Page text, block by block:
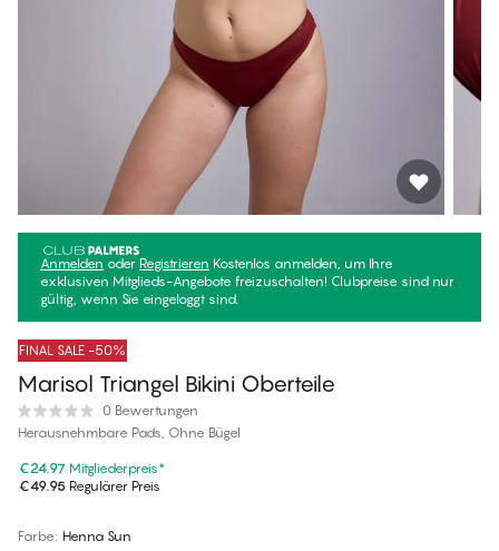
Anmelden oder Registrieren Kostenlos anmelden, um Ihre
exklusiven Mitglieds-Angebote freizuschalten! Clubpreise sind nur
gültig, wenn Sie eingeloggt sind.
FINAL SALE -50%
Marisol Triangel Bikini Oberteile
0 Bewertungen
Herausnehmbare Pads, Ohne Bügel
€24.97 Mitgliederpreis*
€49.95 Regulärer Preis
Farbe: Henna Sun